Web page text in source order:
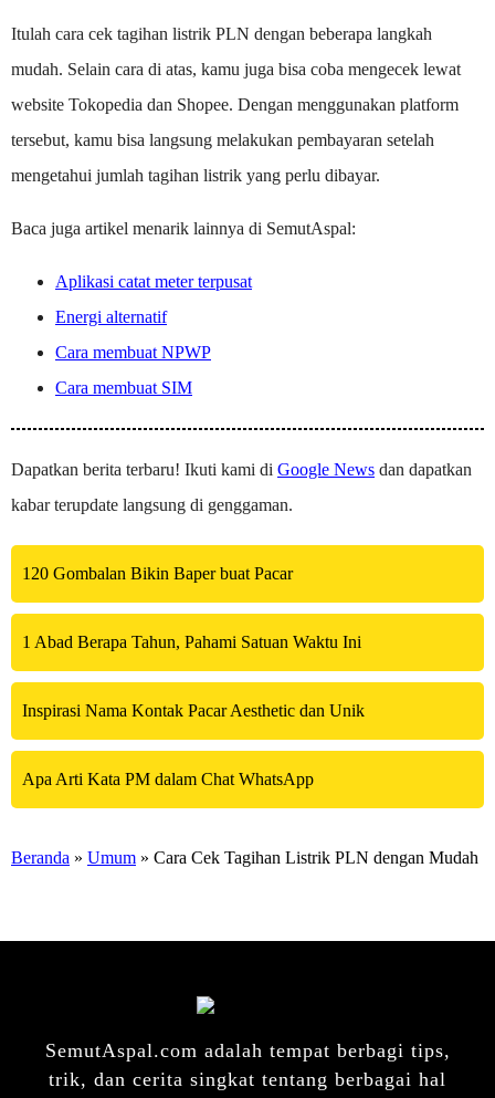
Itulah cara cek tagihan listrik PLN dengan beberapa langkah
mudah. Selain cara di atas, kamu juga bisa coba mengecek lewat
website Tokopedia dan Shopee. Dengan menggunakan platform
tersebut, kamu bisa langsung melakukan pembayaran setelah
mengetahui jumlah tagihan listrik yang perlu dibayar.
Baca juga artikel menarik lainnya di SemutAspal:
Aplikasi catat meter terpusat
Energi alternatif
Cara membuat NPWP
Cara membuat SIM
Dapatkan berita terbaru! Ikuti kami di Google News dan dapatkan
kabar terupdate langsung di genggaman.
120 Gombalan Bikin Baper buat Pacar
1 Abad Berapa Tahun, Pahami Satuan Waktu Ini
Inspirasi Nama Kontak Pacar Aesthetic dan Unik
Apa Arti Kata PM dalam Chat WhatsApp
Beranda » Umum » Cara Cek Tagihan Listrik PLN dengan Mudah
SemutAspal.com adalah tempat berbagi tips,
trik, dan cerita singkat tentang berbagai hal